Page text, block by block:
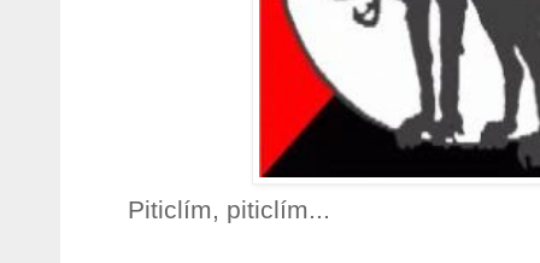
Piticlím, piticlím...